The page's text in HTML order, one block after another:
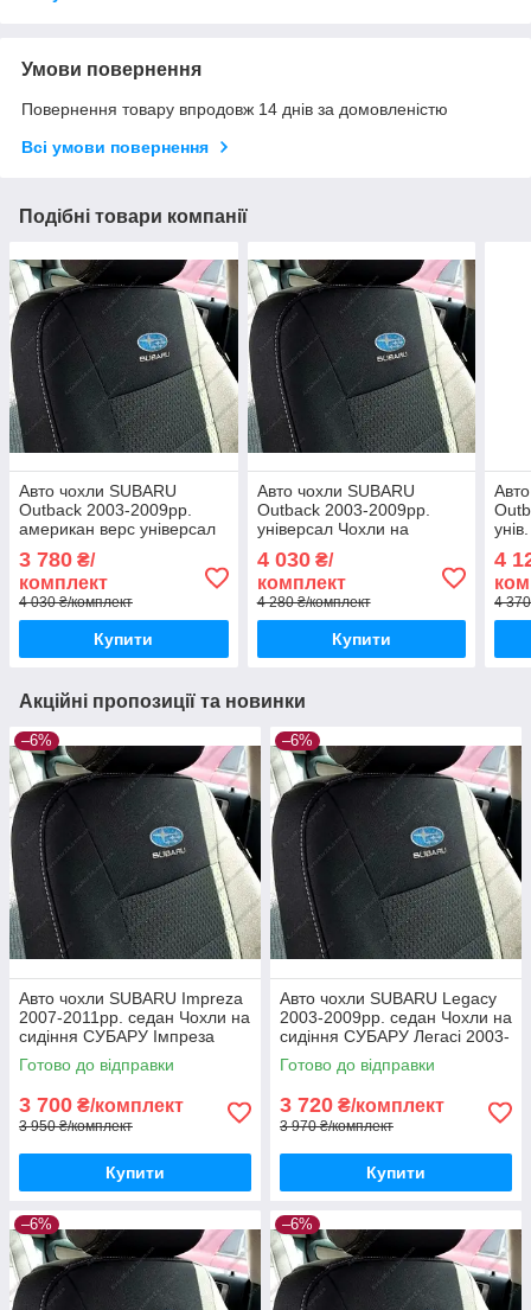
Умови повернення
Повернення товару впродовж 14 днів за домовленістю
Всі умови повернення
Подібні товари компанії
Авто чохли SUBARU
Outback 2003-2009рр.
американ верс універсал
Аутбек 2003-2009
3 780 ₴/
комплект
4 030 ₴/комплект
Купити
Авто чохли SUBARU
Outback 2003-2009рр.
універсал Чохли на
2003-2009рр. універсал
4 030₴/
комплект
4 280 ₴/комплект
Купити
4
4
Акційні пропозиції та новинки
–6%
Авто чохли SUBARU Impreza
2007-2011рр. седан Чохли на
сидіння СУБАРУ Імпреза
2007-2011рр. седан
Готово до відправки
3 700 ₴/комплект
3 950 ₴/комплект
Купити
–6%
Авто чохли SUBARU Legacy
2003-2009рр. седан Чохли на
сидіння СУБАРУ Легаcі 2003-
2009рр. седан
Готово до відправки
3 720 ₴/комплект
3 970 ₴/комплект
Купити
–6% –6%